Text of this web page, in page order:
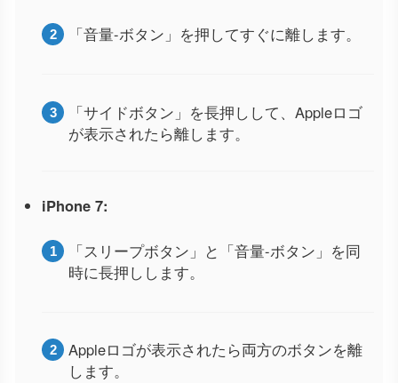
「音量-ボタン」を押してすぐに離します。
「サイドボタン」を長押しして、Appleロゴ
が表示されたら離します。
iPhone 7:
「スリープボタン」と「音量-ボタン」を同
時に長押しします。
Appleロゴが表示されたら両方のボタンを離
します。